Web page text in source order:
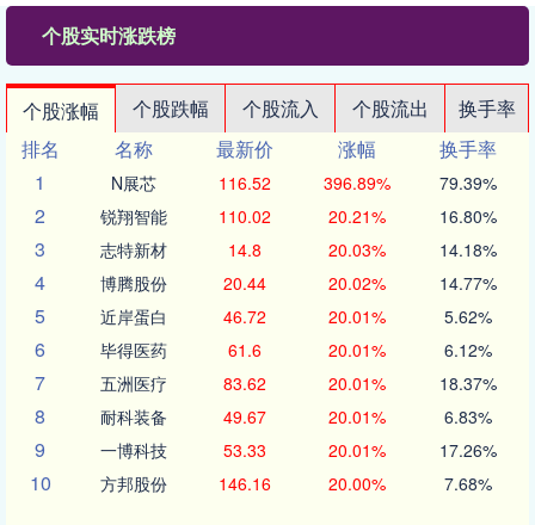
个股实时涨跌榜
个股涨幅 个股跌幅 个股流入 个股流出
换手率
排名
名称 最新价 涨幅
换手率
1
N展芯 116.52 396.89% 79.39%
2 锐翔智能 110.02 20.21% 16.80%
3 志特新材 14.8 20.03% 14.18%
4 博腾股份 20.44 20.02% 14.77%
5 近岸蛋白 46.72 20.01% 5.62%
6 毕得医药 61.6 20.01% 6.12%
7 五洲医疗 83.62 20.01% 18.37%
8 耐科装备 49.67 20.01% 6.83%
9 一博科技 53.33 20.01% 17.26%
10 方邦股份 146.16 20.00% 7.68%